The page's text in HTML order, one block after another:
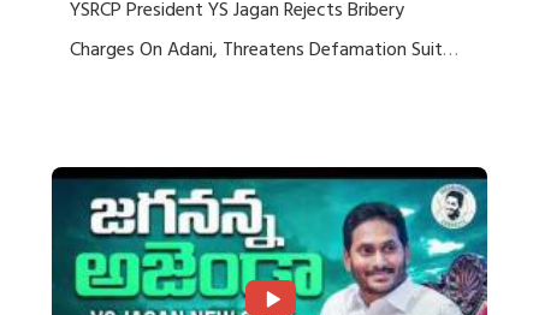
YSRCP President YS Jagan Rejects Bribery
Charges On Adani, Threatens Defamation Suit